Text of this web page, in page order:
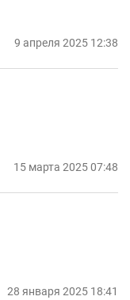
9 апреля 2025 12:38
15 марта 2025 07:48
28 января 2025 18:41